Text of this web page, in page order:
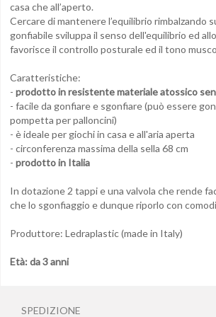
casa che all’aperto.
Cercare di mantenere l’equilibrio rimbalzando
gonfiabile sviluppa il senso dell'equilibrio ed
favorisce il controllo posturale ed il tono
Caratteristiche:
-prodotto in resistente materiale atossico
- facile da gonfiare e sgonfiare (può essere
pompetta per palloncini)
- è ideale per giochi in casa e all'aria aperta
- circonferenza massima della sella 68 cm
-prodotto in Italia
In dotazione 2 tappi e una valvola che rende
che lo sgonfiaggio e dunque riporlo con
Produttore: Ledraplastic (made in Italy)
Età: da 3 anni
SPEDIZIONE